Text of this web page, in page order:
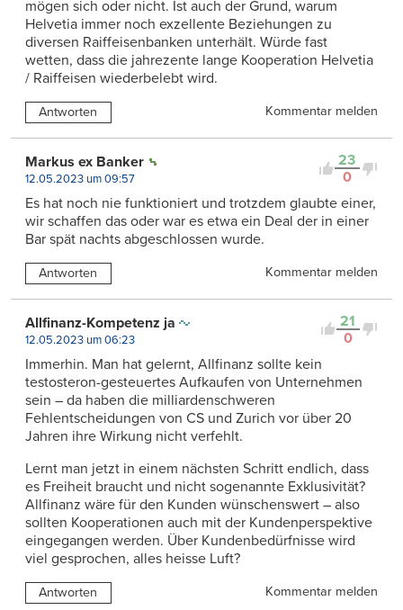
mögen sich oder nicht. Ist auch der Grund, warum
Helvetia immer noch exzellente Beziehungen zu
diversen Raiffeisenbanken unterhält. Würde fast
wetten, dass die jahrezente lange Kooperation Helvetia
/ Raiffeisen wiederbelebt wird.
Antworten Kommentar melden
23
0
Markus ex Banker
12.05.2023 um 09:57
Es hat noch nie funktioniert und trotzdem glaubte einer,
wir schaffen das oder war es etwa ein Deal der in einer
Bar spät nachts abgeschlossen wurde.
Antworten Kommentar melden
21
0
Allfinanz-Kompetenz ja
12.05.2023 um 06:23
Immerhin. Man hat gelernt, Allfinanz sollte kein
testosteron-gesteuertes Aufkaufen von Unternehmen
sein – da haben die milliardenschweren
Fehlentscheidungen von CS und Zurich vor über 20
Jahren ihre Wirkung nicht verfehlt.
Lernt man jetzt in einem nächsten Schritt endlich, dass
es Freiheit braucht und nicht sogenannte Exklusivität?
Allfinanz wäre für den Kunden wünschenswert – also
sollten Kooperationen auch mit der Kundenperspektive
eingegangen werden. Über Kundenbedürfnisse wird
viel gesprochen, alles heisse Luft?
Antworten
Kommentar melden